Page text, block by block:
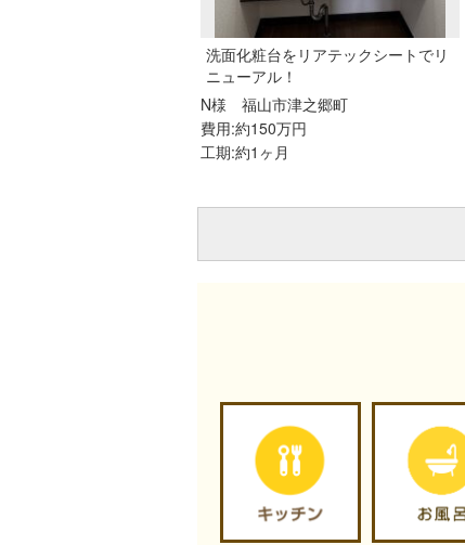
洗面化粧台をリアテックシートでリ
ニューアル！
N様 福山市津之郷町
費用:約150万円
工期:約1ヶ月